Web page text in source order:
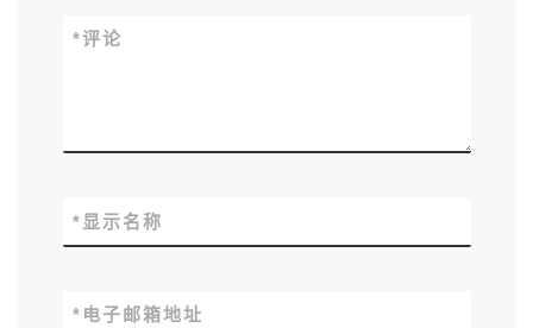
评论
*
显示名称
*
电子邮箱地址
*